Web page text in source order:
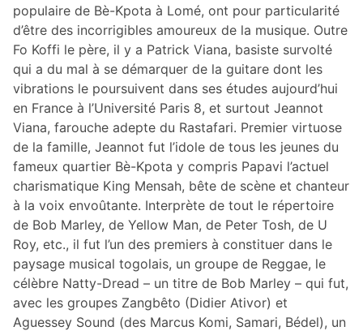
populaire de Bè-Kpota à Lomé, ont pour particularité
d’être des incorrigibles amoureux de la musique. Outre
Fo Koffi le père, il y a Patrick Viana, basiste survolté
qui a du mal à se démarquer de la guitare dont les
vibrations le poursuivent dans ses études aujourd’hui
en France à l’Université Paris 8, et surtout Jeannot
Viana, farouche adepte du Rastafari. Premier virtuose
de la famille, Jeannot fut l’idole de tous les jeunes du
fameux quartier Bè-Kpota y compris Papavi l’actuel
charismatique King Mensah, bête de scène et chanteur
à la voix envoûtante. Interprète de tout le répertoire
de Bob Marley, de Yellow Man, de Peter Tosh, de U
Roy, etc., il fut l’un des premiers à constituer dans le
paysage musical togolais, un groupe de Reggae, le
célèbre Natty-Dread – un titre de Bob Marley – qui fut,
avec les groupes Zangbêto (Didier Ativor) et
Aguessey Sound (des Marcus Komi, Samari, Bédel), un